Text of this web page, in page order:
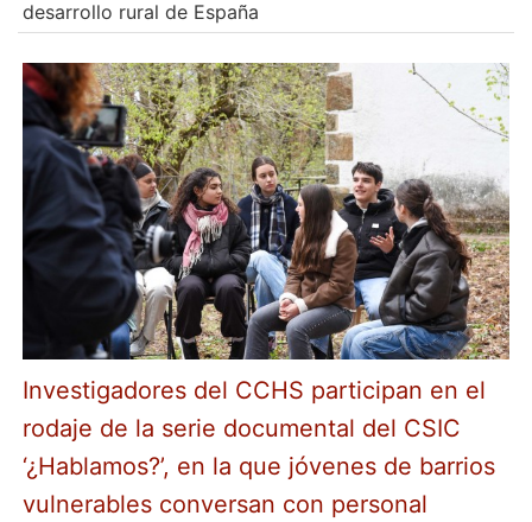
desarrollo rural de España
Investigadores del CCHS participan en el
rodaje de la serie documental del CSIC
‘¿Hablamos?’, en la que jóvenes de barrios
vulnerables conversan con personal